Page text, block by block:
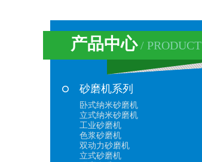
产品中心/ PRODUCT
砂磨机系列
卧式纳米砂磨机
立式纳米砂磨机
工业砂磨机
色浆砂磨机
双动力砂磨机
立式砂磨机